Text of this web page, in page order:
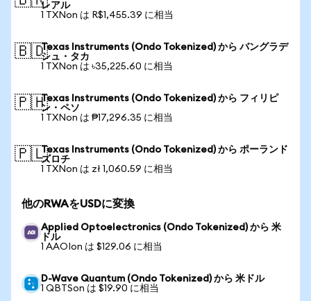
レアル
1 TXNon は R$1,455.39 に相当
🇧🇩Texas Instruments (Ondo Tokenized) から バングラデ
シュ・タカ
1 TXNon は ৳35,225.60 に相当
🇵🇭Texas Instruments (Ondo Tokenized) から フィリピ
ン・ペソ
1 TXNon は ₱17,296.35 に相当
🇵🇱Texas Instruments (Ondo Tokenized) から ポーランド
ズロチ
1 TXNon は zł 1,060.59 に相当
他のRWAをUSDに変換
Applied Optoelectronics (Ondo Tokenized) から 米
ドル
1 AAOIon は $129.06 に相当
D-Wave Quantum (Ondo Tokenized) から 米ドル
1 QBTSon は $19.90 に相当